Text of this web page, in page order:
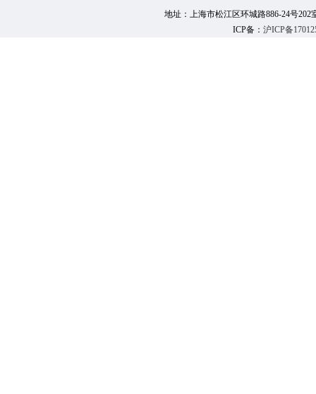
地址：上海市松江区环城路886-24号202
ICP备： 沪ICP备